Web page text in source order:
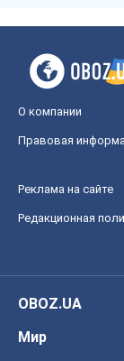
О компании
Правовая
Реклама на сайте
Редакционная
OBOZ.UA
Мир